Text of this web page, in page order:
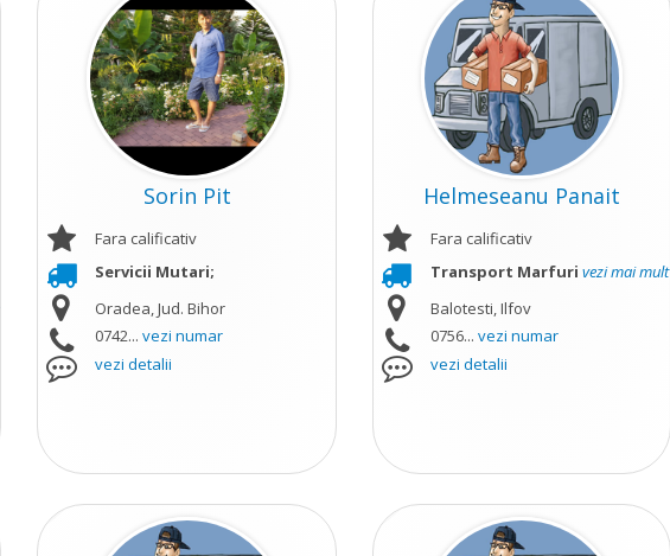
Sorin Pit
Fara calificativ
Servicii Mutari;
Oradea, Jud. Bihor
0742...vezi numar
vezi detalii
Helmeseanu Panait
Fara calificativ
Transport Marfuri vezi mai mult
Balotesti, Ilfov
0756... vezi numar
vezi detalii